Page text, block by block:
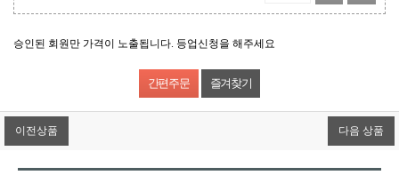
승인된 회원만 가격이 노출됩니다. 등업신청을 해주세요
즐겨찾기
이전상품 다음 상품